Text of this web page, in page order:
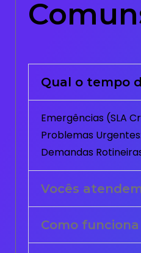
Qual o tempo
Emergências (SLA
Problemas
Demandas
Vocês
Como